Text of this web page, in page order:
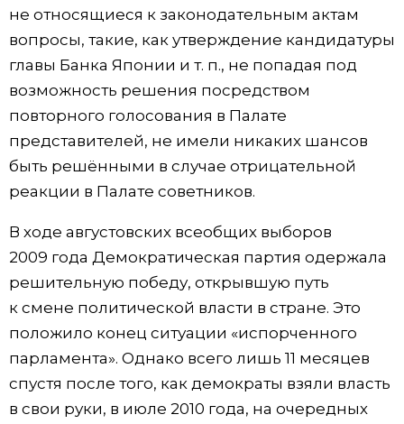
не относящиеся к законодательным актам
вопросы, такие, как утверждение кандидатуры
главы Банка Японии и т. п., не попадая под
возможность решения посредством
повторного голосования в Палате
представителей, не имели никаких шансов
быть решёнными в случае отрицательной
реакции в Палате советников.
В ходе августовских всеобщих выборов
2009 года Демократическая партия одержала
решительную победу, открывшую путь
к смене политической власти в стране. Это
положило конец ситуации «испорченного
парламента». Однако всего лишь 11 месяцев
спустя после того, как демократы взяли власть
в свои руки, в июле 2010 года, на очередных